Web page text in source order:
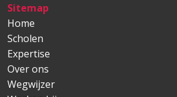
Sitemap
Main navigation
Home
Scholen
Expertise
Over ons
Wegwijzer